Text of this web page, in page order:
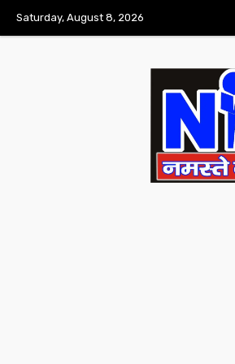
Saturday, August 8, 2026